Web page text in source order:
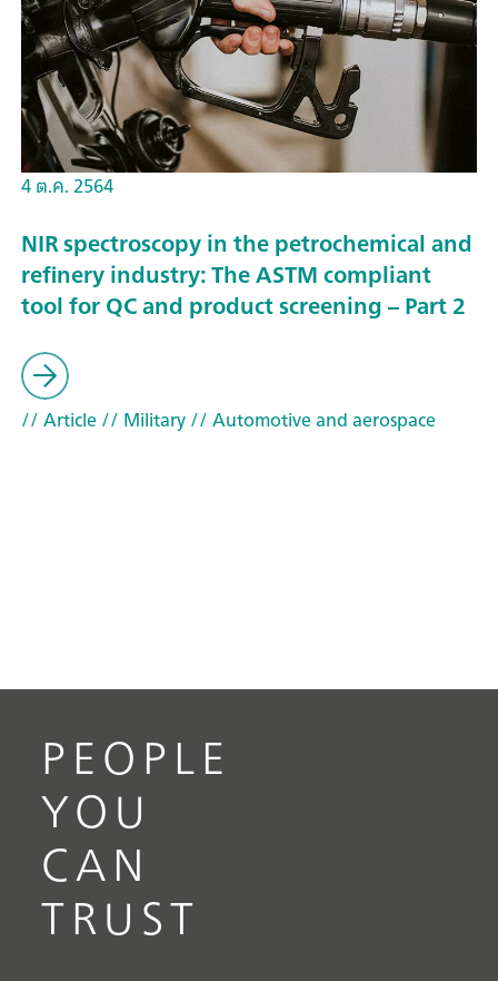
4 ต.ค. 2564
NIR spectroscopy in the petrochemical and
refinery industry: The ASTM compliant
tool for QC and product screening – Part 2
// Article// Military// Automotive and aerospace
PEOPLE
YOU
CAN
TRUST